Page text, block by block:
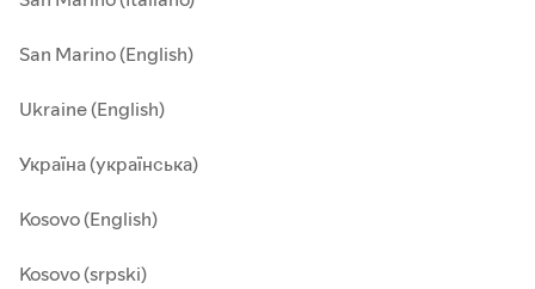
San Marino (English)
Ukraine (English)
Україна (українська)
Kosovo (English)
Kosovo (srpski)